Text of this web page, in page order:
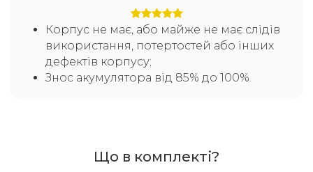
Корпус не має, або майже не має слідів
використання, потертостей або інших
дефектів корпусу;
Знос акумулятора від 85% до 100%.
Що в комплекті?